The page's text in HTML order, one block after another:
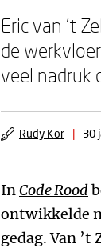
Eric van ’t
de
veel nadruk
Rudy Kor | 30
InCode Rood
ontwikkelde
gedag. Van